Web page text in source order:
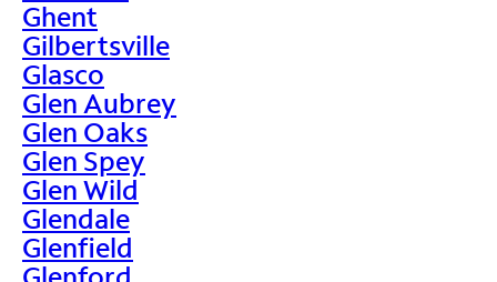
Ghent
Gilbertsville
Glasco
Glen Aubrey
Glen Oaks
Glen Spey
Glen Wild
Glendale
Glenfield